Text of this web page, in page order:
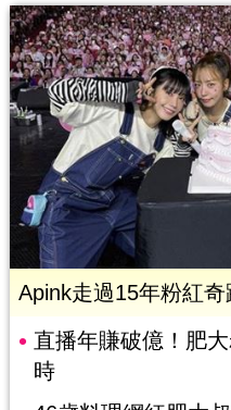
Apink走過15年粉紅
直播年賺破億！肥
時